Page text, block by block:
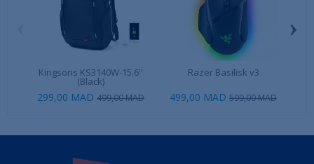
Kingsons KS3140W-15.6''
(Black)
299,00 MAD 499,00 MAD
Razer Basilisk v3
499,00 MAD 599,00 MAD
›